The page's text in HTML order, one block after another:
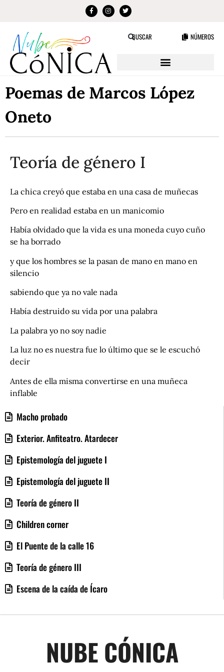
BUSCAR NÚMEROS
Poemas de Marcos López
Oneto
Macho probado
Exterior. Anfiteatro. Atardecer
Epistemología del juguete I
Epistemología del juguete II
Teoría de género II
Children corner
El Puente de la calle 16
Teoría de género III
Escena de la caída de Ícaro
Teoría de género I
La chica creyó que estaba en una casa de muñecas
Pero en realidad estaba en un manicomio
Había olvidado que la vida es una moneda cuyo cuño
se ha borrado
y que los hombres se la pasan de mano en mano en
silencio
sabiendo que ya no vale nada
Había destruido su vida por una palabra
La palabra yo no soy nadie
La luz no es nuestra fue lo último que se le escuchó
decir
Antes de ella misma convertirse en una muñeca
inflable
NUBE CÓNICA